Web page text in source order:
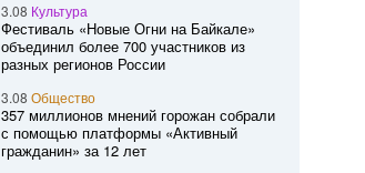
3.08 Культура
Фестиваль «Новые Огни на Байкале»
объединил более 700 участников из
разных регионов России
3.08 Общество
357 миллионов мнений горожан собрали
с помощью платформы «Активный
гражданин» за 12 лет